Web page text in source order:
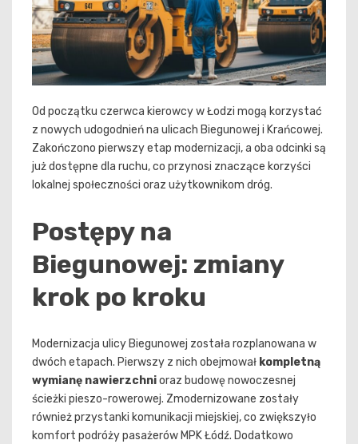
Od początku czerwca kierowcy w Łodzi mogą korzystać
z nowych udogodnień na ulicach Biegunowej i Krańcowej.
Zakończono pierwszy etap modernizacji, a oba odcinki są
już dostępne dla ruchu, co przynosi znaczące korzyści
lokalnej społeczności oraz użytkownikom dróg.
Postępy na
Biegunowej: zmiany
krok po kroku
Modernizacja ulicy Biegunowej została rozplanowana w
dwóch etapach. Pierwszy z nich obejmował kompletną
wymianę nawierzchnioraz budowę nowoczesnej
ścieżki pieszo-rowerowej. Zmodernizowane zostały
również przystanki komunikacji miejskiej, co zwiększyło
komfort podróży pasażerów MPK Łódź. Dodatkowo